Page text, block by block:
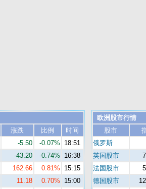
涨跌 比例
时间
-5.50 -0.07%
18:51
-43.20 -0.74%
16:38
162.66 0.81%
15:15
11.18 0.70%
15:00
欧洲股市行情
股市
俄罗斯
英国股市
法国股市
德国股市